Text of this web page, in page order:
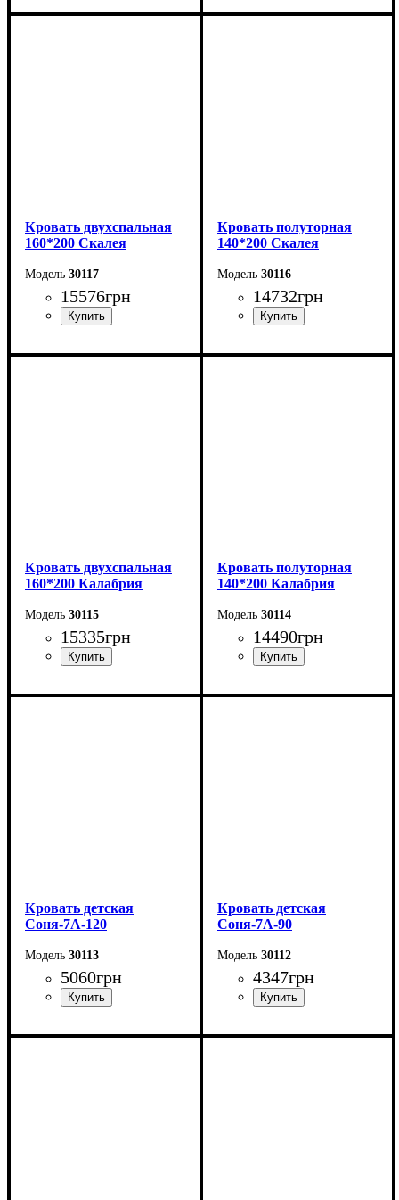
Ширина: 168 см
Ширина: 168 см
Кровать двухспальная
160*200 Скалея
30117
15576грн
Ширина: 176 см
Кровать полуторная
140*200 Скалея
30116
14732грн
Ширина: 156 см
Кровать двухспальная
160*200 Калабрия
30115
15335грн
Ширина: 176 см
Кровать полуторная
140*200 Калабрия
30114
14490грн
Ширина: 156 см
Кровать детская
Соня-7А-120
30113
5060грн
Длина - 204,8 см
Кровать детская
Соня-7А-90
30112
4347грн
Длина - 204,8 см